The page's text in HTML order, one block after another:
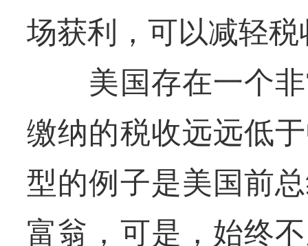
场获利，可以减轻
美国存在一个非
缴纳的税收远远低
型的例子是美国前
富翁，可是，始终